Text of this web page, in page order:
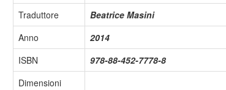
Traduttore
Beatrice Masini
Anno
2014
ISBN
978-88-452-7778-8
Dimensioni